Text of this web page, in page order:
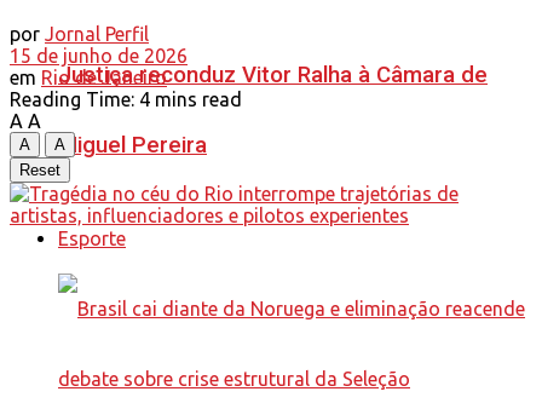
Justiça reconduz Vitor Ralha à Câmara de
Miguel Pereira
Esporte
por Jornal Perfil
15 de junho de 2026
em Rio de Janeiro
Reading Time: 4 mins read
A A
A
A
Reset